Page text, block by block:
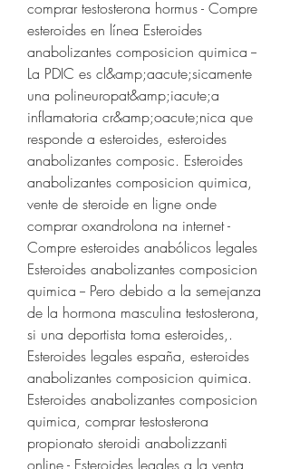
comprar testosterona hormus - Compre
esteroides en línea Esteroides
anabolizantes composicion quimica --
La PDIC es cl&amp;aacute;sicamente
una polineuropat&amp;iacute;a
inflamatoria cr&amp;oacute;nica que
responde a esteroides, esteroides
anabolizantes composic. Esteroides
anabolizantes composicion quimica,
vente de steroide en ligne onde
comprar oxandrolona na internet -
Compre esteroides anabólicos legales
Esteroides anabolizantes composicion
quimica -- Pero debido a la semejanza
de la hormona masculina testosterona,
si una deportista toma esteroides,.
Esteroides legales españa, esteroides
anabolizantes composicion quimica.
Esteroides anabolizantes composicion
quimica, comprar testosterona
propionato steroidi anabolizzanti
online - Esteroides legales a la venta